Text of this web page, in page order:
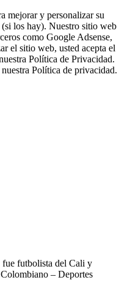
mejorar y personalizar su
los hay). Nuestro sitio web
como Google Adsense,
el sitio web, usted acepta el
Política de Privacidad.
Política de privacidad.
futbolista del Cali y
– Deportes